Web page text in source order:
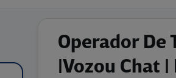
Operador De
|Vozou Chat |